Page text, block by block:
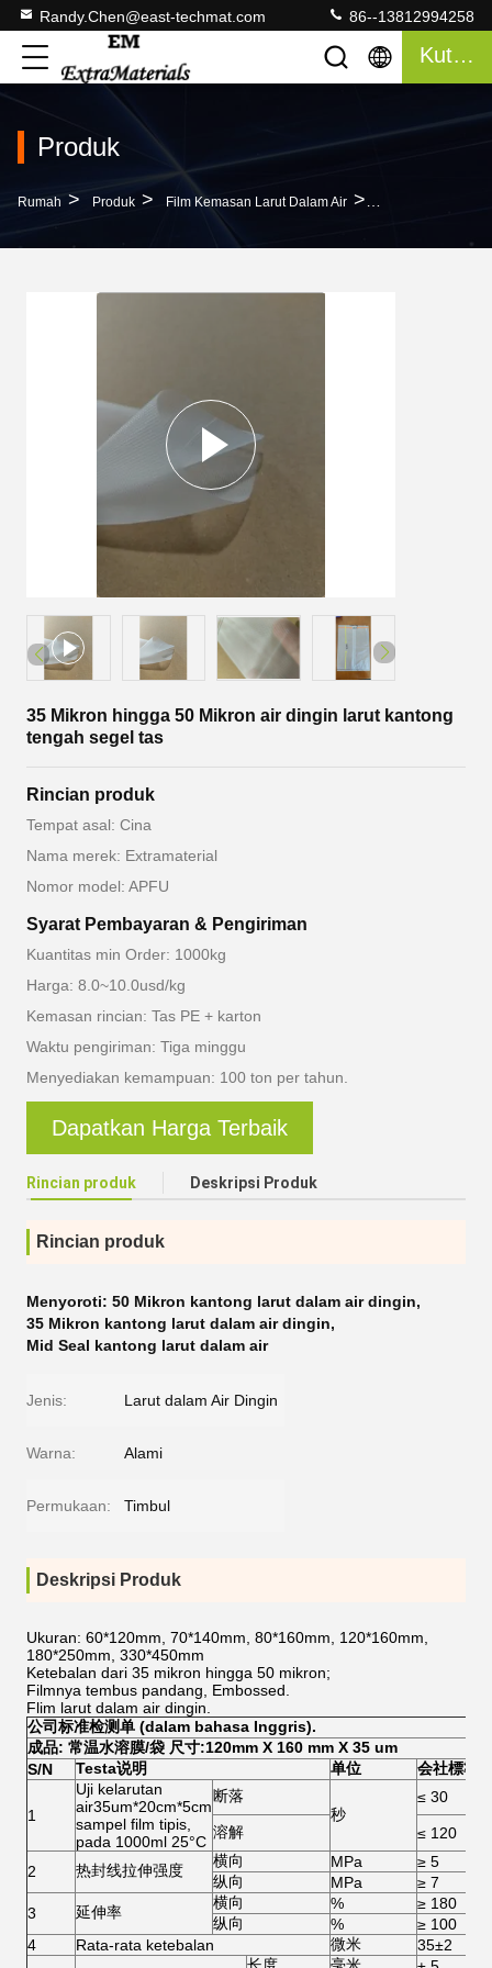
Randy.Chen@east-techmat.com 86--13812994258
Kutipan
Produk
Rumah > Produk > Film Kemasan Larut Dalam Air >
35 Mikron hingga 50 Mikron air dingin larut kantong
tengah segel tas
Rincian produk
Tempat asal: Cina
Nama merek: Extramaterial
Nomor model: APFU
Syarat Pembayaran & Pengiriman
Kuantitas min Order: 1000kg
Harga: 8.0~10.0usd/kg
Kemasan rincian: Tas PE + karton
Waktu pengiriman: Tiga minggu
Menyediakan kemampuan: 100 ton per tahun.
Dapatkan Harga Terbaik
Rincian produk Deskripsi Produk
Rincian produk
Menyoroti: 50 Mikron kantong larut dalam air dingin,
35 Mikron kantong larut dalam air dingin,
Mid Seal kantong larut dalam air
Jenis: Larut dalam Air Dingin
Warna: Alami
Permukaan: Timbul
Deskripsi Produk
Ukuran: 60*120mm, 70*140mm, 80*160mm, 120*160mm,
180*250mm, 330*450mm
Ketebalan dari 35 mikron hingga 50 mikron;
Filmnya tembus pandang, Embossed.
Flim larut dalam air dingin.
公司标准检测单 (dalam bahasa Inggris).
成品: 常温水溶膜/袋 尺寸:120mm X 160 mm X 35 um
S/N
Testa说明 单位 会社標準
1
Uji kelarutan
air35um*20cm*5cm
sampel film tipis,
pada 1000ml 25°C
断落
秒
≤ 30
溶解
≤ 120
2 热封线拉伸强度
横向 MPa
≥ 5
纵向
MPa
≥ 7
3
延伸率
横向 %
≥ 180
纵向
%
≥ 100
4
Rata-rata ketebalan 微米
35±2